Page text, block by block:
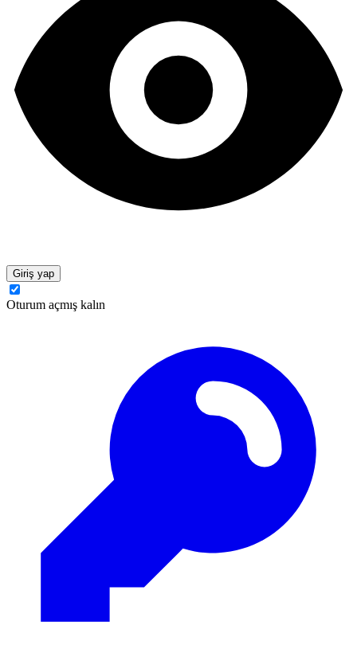
Giriş yap
Oturum açmış kalın